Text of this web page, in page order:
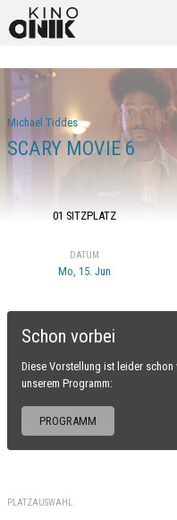
Michael Tiddes
SCARY MOVIE 6
01 SITZPLATZ
DATUM
Mo, 15. Jun
Schon vorbei
Diese Vorstellung ist leider schon
unserem Programm:
PROGRAMM
PLATZAUSWAHL